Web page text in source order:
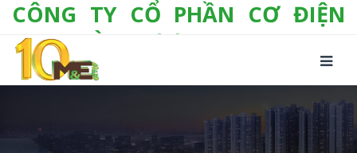
CÔNG TY CỔ PHẦN CƠ ĐIỆN
LẠNH VÀ THƯƠNG MẠI M&E
Số 10/357 Tam Trinh, P. Hoàng Văn Thụ, Q.
Hoàng Mai, TP. Hà Nội
Fax: +(84-24) 3 632 1297
Email: info@megroup.vn Website: www.megroup.vn